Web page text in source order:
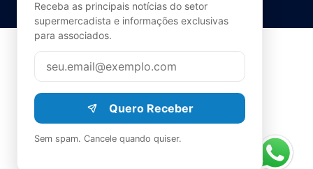
Receba as principais notícias do setor
supermercadista e informações exclusivas
para associados.
Quero Receber
Sem spam. Cancele quando quiser.